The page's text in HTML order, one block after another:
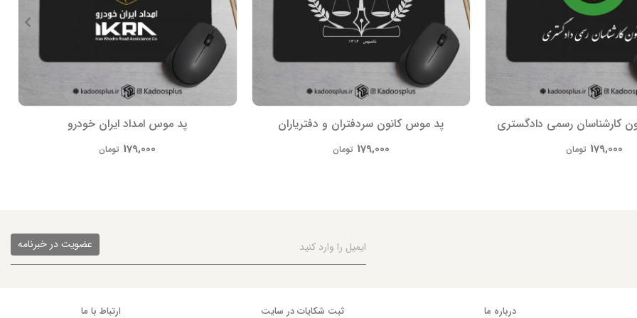
کارشناسان رسمی دادگستری
179,000 تومان
پد موس کانون سردفتران و دفتریاران
179,000 تومان
پد موس امداد ایران خودرو
179,000 تومان
عضویت در خبرنامه
درباره ما ثبت شکایات در سایت ارتباط با ما